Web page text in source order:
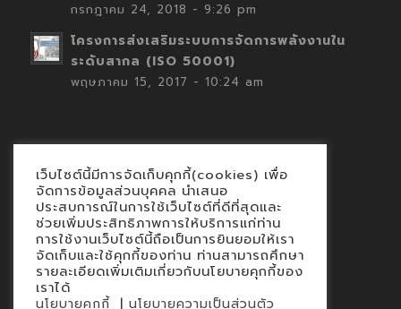
กรกฎาคม 24, 2018 - 9:26 pm
โครงการส่งเสริมระบบการจัดการพลังงานใน
ระดับสากล (ISO 50001)
พฤษภาคม 15, 2017 - 10:24 am
Contact
นโยบายคุกกี้
นโยบายข้อมูลส่วนบุคคล
เว็บไซต์นี้มีการจัดเก็บคุกกี้(cookies) เพื่อ
จัดการข้อมูลส่วนบุคคล นำเสนอ
ประสบการณ์ในการใช้เว็บไซต์ที่ดีที่สุดและ
ช่วยเพิ่มประสิทธิภาพการให้บริการแก่ท่าน
การใช้งานเว็บไซต์นี้ถือเป็นการยินยอมให้เรา
จัดเก็บและใช้คุกกี้ของท่าน ท่านสามารถศึกษา
รายละเอียดเพิ่มเติมเกี่ยวกับนโยบายคุกกี้ของ
เราได้
นโยบายคุกกี้ | นโยบายความเป็นส่วนตัว